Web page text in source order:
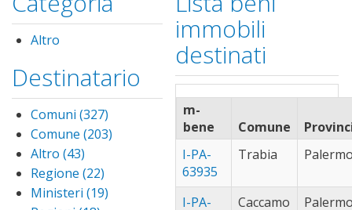
campofelice
di roccella (1)
di
capaci (9)
capaci
carini (12)Apply
carini
cerda (1)Apply
filter
cinisi
filter
corleone (11)
ficarazzi (4)
filter
monreale
Altro
Destinatario
Comuni (327)
Comuni
Comune (203)
Altro (43)
filter
Regione (22)
Regione
Ministeri (19)
immobili
destinati
m-
bene
Comune
I-PA-
63935
Trabia
I-PA-
Caccamo